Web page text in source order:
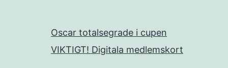
Oscar totalsegrade i cupen
VIKTIGT! Digitala medlemskort